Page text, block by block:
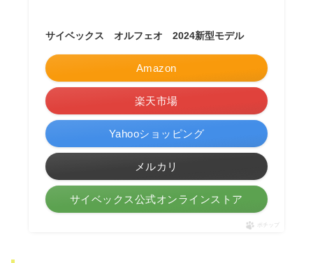
サイベックス オルフェオ 2024新型モデル
Amazon
楽天市場
Yahooショッピング
メルカリ
サイベックス公式オンラインストア
ポチップ